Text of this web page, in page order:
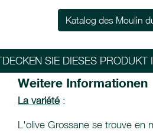
Katalog des Moulin
SIE DIESES
Weitere Informationen
La variété :
L'olive Grossane se trouve en